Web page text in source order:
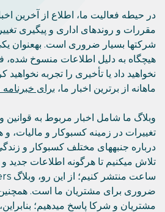
در حیطه فعالیت ما، اطلاع از آخرین
مقررات و روندهای اداری و پیگیری
هیچگاه به دلیل اطلاعات منسوخ
نخواهید داد یا تأخیری را تجربه
ماهانه از برترین اخبار ما، برای خبرنامه
وبلاگ ما شامل اخبار مربوط به قوانین
تغییرات در زمینه کسبوکار و مالیات،
درباره جنبههای مختلف کسبوکار و
تلاش میکنیم تا هرگونه اطلاعات
ضروری برای مشتریان ما است.
مشتریان و شرکا پاسخ میدهیم؛